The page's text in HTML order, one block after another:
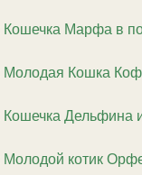
Кошечка Марфа в
Молодая Кошка
Кошечка Дельфина
Молодой котик